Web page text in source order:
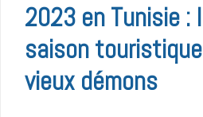
2023 en Tunisie :
saison
vieux démons